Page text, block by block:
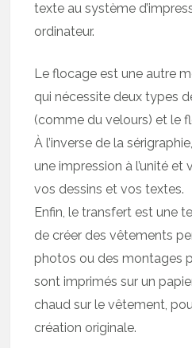
texte au système
ordinateur.
Le flocage est une autre
qui nécessite deux types
(comme du velours) et le
À l’inverse de la
une impression à l’unité
vos dessins et vos textes.
Enfin, le transfert est une
de créer des vêtements
photos ou des montages
sont imprimés sur un
chaud sur le vêtement,
création originale.